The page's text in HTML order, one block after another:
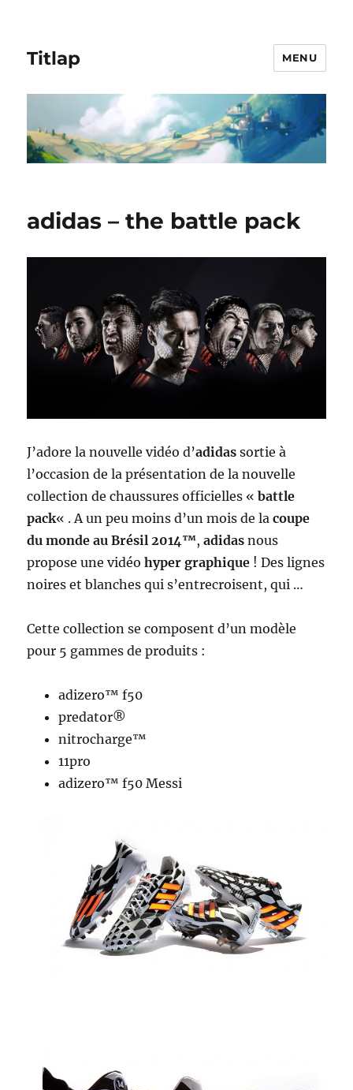
Titlap MENU
adidas – the battle pack
J’adore la nouvelle vidéo d’adidas sortie à
l’occasion de la présentation de la nouvelle
collection de chaussures officielles «battle
pack« . A un peu moins d’un mois de lacoupe
du monde au Brésil 2014™,adidasnous
propose une vidéohyper graphique ! Des lignes
noires et blanches qui s’entrecroisent, qui …
Cette collection se composent d’un modèle
pour 5 gammes de produits :
adizero™ f50
predator®
nitrocharge™
11pro
adizero™ f50 Messi